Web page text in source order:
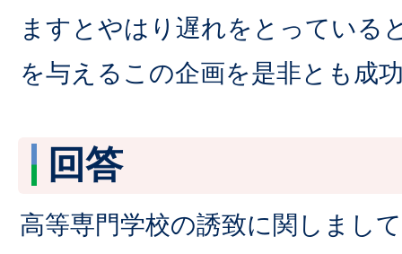
ますとやはり遅れをとっている
を与えるこの企画を是非とも成
回答
高等専門学校の誘致に関しまし